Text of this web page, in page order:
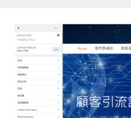
解
鎖
網
站
潛
力：
使